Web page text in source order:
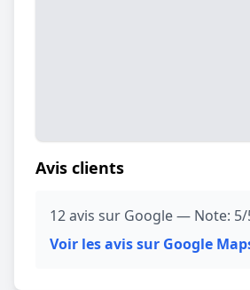
Avis clients
12 avis sur Google — Note:
Voir les avis sur Google